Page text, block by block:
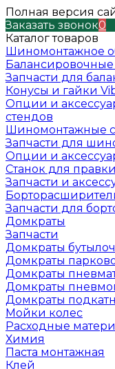
Полная версия
Заказать звонок0
Каталог товаров
Шиномонтажное
Балансировочные
Запчасти для
Конусы и гайки
Опции и
стендов
Шиномонтажные
Запчасти для
Опции и
Станок для
Запчасти и
Запчасти для
Домкраты
Запчасти
Домкраты
Домкраты
Домкраты
Домкраты
Домкраты
Мойки колес
Расходные
Химия
Паста монтажная
Клей